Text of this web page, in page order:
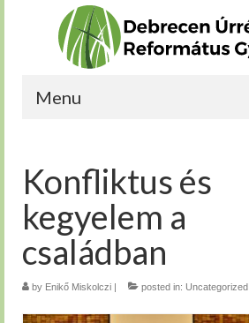
Menu
Bekapcsolódnék
Növekedni szeretnék
Szolgálnék
Rólunk
Konfliktus és
kegyelem a
családban
by Enikő Miskolczi | posted in: Uncategorized